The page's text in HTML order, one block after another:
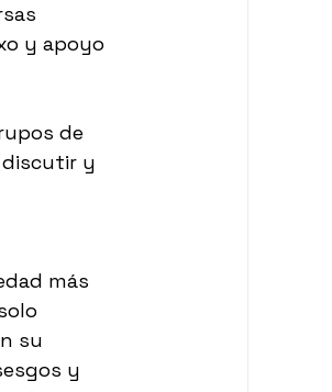
y apoyo
de
discutir y
más
su
y